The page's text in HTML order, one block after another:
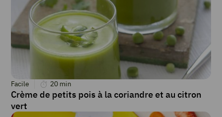
Facile 20 min
Crème de petits pois à la coriandre et au citron
vert